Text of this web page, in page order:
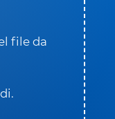
file da